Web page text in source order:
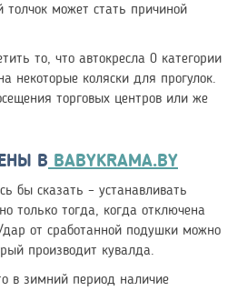
толчок может стать причиной
то, что автокресла 0 категории
некоторые коляски для прогулок.
торговых центров или же
В BABYKRAMA.BY
бы сказать – устанавливать
только тогда, когда отключена
от сработанной подушки можно
производит кувалда.
в зимний период наличие